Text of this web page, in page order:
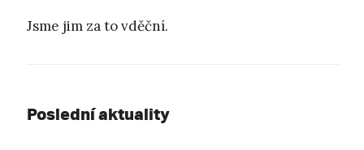
Jsme jim za to vděční.
Poslední aktuality